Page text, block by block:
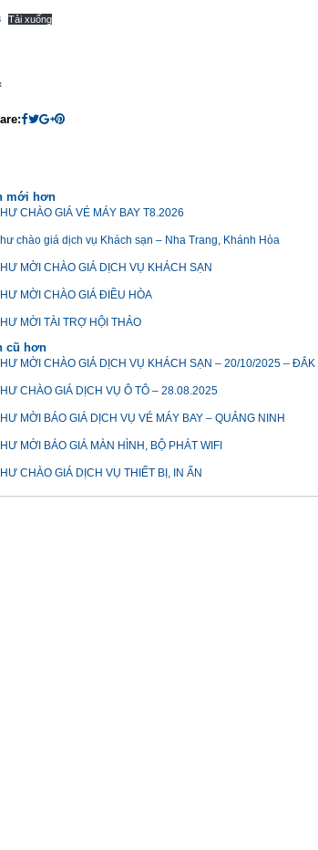
Tải xuống
mới hơn
CHÀO GIÁ VÉ MÁY BAY T8.2026
chào giá dịch vụ Khách sạn – Nha Trang, Khánh Hòa
MỜI CHÀO GIÁ DỊCH VỤ KHÁCH SẠN
MỜI CHÀO GIÁ ĐIỀU HÒA
MỜI TÀI TRỢ HỘI THẢO
cũ hơn
MỜI CHÀO GIÁ DỊCH VỤ KHÁCH SẠN – 20/10/2025 – ĐẮK
CHÀO GIÁ DỊCH VỤ Ô TÔ – 28.08.2025
MỜI BÁO GIÁ DỊCH VỤ VÉ MÁY BAY – QUẢNG NINH
MỜI BÁO GIÁ MÀN HÌNH, BỘ PHÁT WIFI
CHÀO GIÁ DỊCH VỤ THIẾT BỊ, IN ẤN